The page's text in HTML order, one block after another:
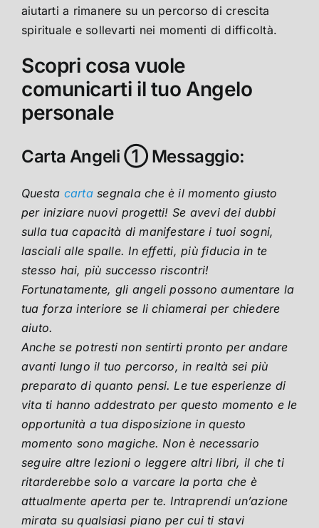
aiutarti a rimanere su un percorso di crescita
spirituale e sollevarti nei momenti di difficoltà.
Scopri cosa vuole
comunicarti il tuo Angelo
personale
Carta Angeli ① Messaggio:
Questa cartasegnala che è il momento giusto
per iniziare nuovi progetti! Se avevi dei dubbi
sulla tua capacità di manifestare i tuoi sogni,
lasciali alle spalle. In effetti, più fiducia in te
stesso hai, più successo riscontri!
Fortunatamente, gli angeli possono aumentare la
tua forza interiore se li chiamerai per chiedere
aiuto.
Anche se potresti non sentirti pronto per andare
avanti lungo il tuo percorso, in realtà sei più
preparato di quanto pensi. Le tue esperienze di
vita ti hanno addestrato per questo momento e le
opportunità a tua disposizione in questo
momento sono magiche. Non è necessario
seguire altre lezioni o leggere altri libri, il che ti
ritarderebbe solo a varcare la porta che è
attualmente aperta per te. Intraprendi un’azione
mirata su qualsiasi piano per cui ti stavi